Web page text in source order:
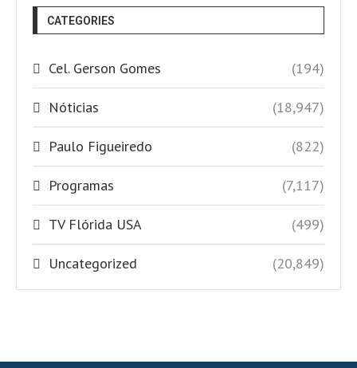
CATEGORIES
Cel. Gerson Gomes (194)
Nóticias (18,947)
Paulo Figueiredo (822)
Programas (7,117)
TV Flórida USA (499)
Uncategorized (20,849)